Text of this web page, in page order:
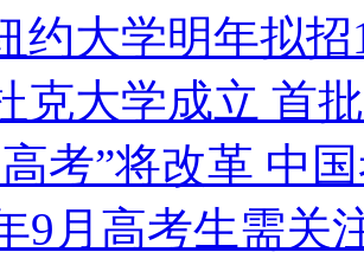
约大学明年拟
克大学成立 首
考”将改革 中
9月高考生需关